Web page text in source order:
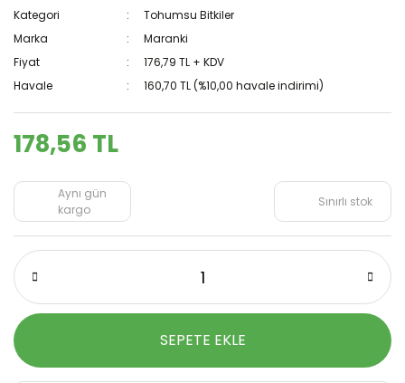
Kategori
Tohumsu Bitkiler
Marka
Maranki
Fiyat
176,79 TL + KDV
Havale
160,70 TL (%10,00 havale indirimi)
178,56 TL
Aynı gün
kargo
Sınırlı stok
SEPETE EKLE